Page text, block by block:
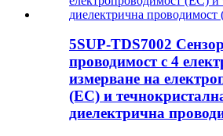
5SUP-TDS7002
проводимост с 4
измерване на
(EC) и
диелектрична